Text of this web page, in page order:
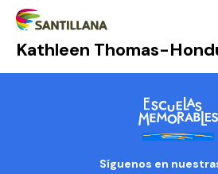
Kathleen Thomas-
Síguenos en